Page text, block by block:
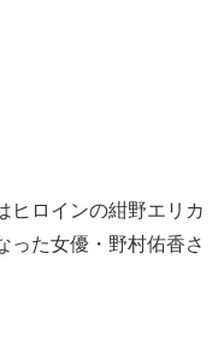
ヒロインの紺野エリカ
った女優・野村佑香さ